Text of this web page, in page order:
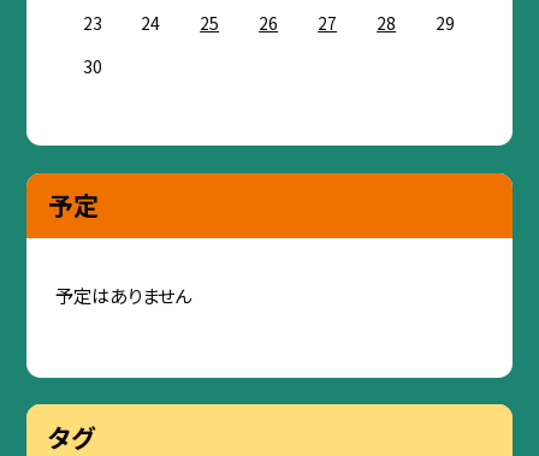
23
24 25 26 27 28
29
30
予定
予定はありません
タグ